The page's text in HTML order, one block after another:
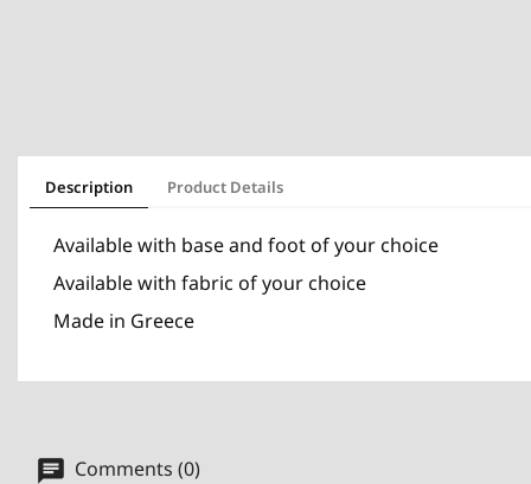
Description Product Details
Available with base and foot of your choice
Available with fabric of your choice
Made in Greece
Comments (0)